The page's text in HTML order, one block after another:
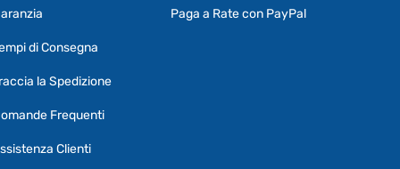
di Consegna
la Spedizione
Frequenti
Clienti
Paga a Rate con PayPal
Puoi chiedermi informazioni generali o
specifiche su certi prodotti.
prodotto